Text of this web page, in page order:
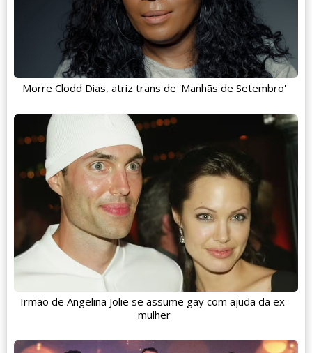
Morre Clodd Dias, atriz trans de 'Manhãs de Setembro'
Irmão de Angelina Jolie se assume gay com ajuda da ex-
mulher